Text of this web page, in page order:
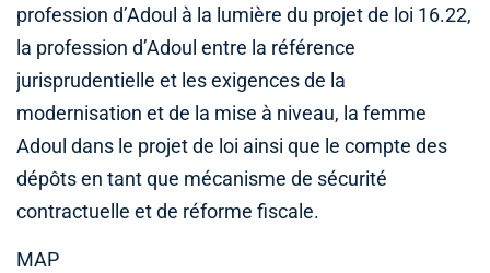
profession d’Adoul à la lumière du projet de loi 16.22,
la profession d’Adoul entre la référence
jurisprudentielle et les exigences de la
modernisation et de la mise à niveau, la femme
Adoul dans le projet de loi ainsi que le compte des
dépôts en tant que mécanisme de sécurité
contractuelle et de réforme fiscale.
MAP